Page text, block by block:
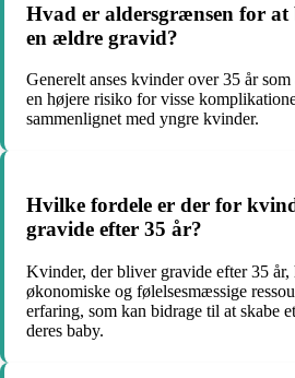
Hvad er aldersgrænsen for at
en ældre gravid?
Generelt anses kvinder over 35 år
en højere risiko for visse
sammenlignet med yngre kvinder.
Hvilke fordele er der for
gravide efter 35 år?
Kvinder, der bliver gravide efter 35 år,
økonomiske og følelsesmæssige
erfaring, som kan bidrage til at skabe
deres baby.